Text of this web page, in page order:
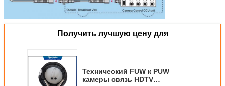
Получить лучшую цену для
Технический FUW к PUW
камеры связь HDTV